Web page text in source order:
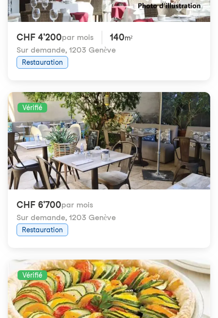
CHF 4'200par mois 140m²
Sur demande, 1203 Genève
Restauration
Vérifié
CHF 6'700par mois
Sur demande, 1203 Genève
Restauration
Vérifié